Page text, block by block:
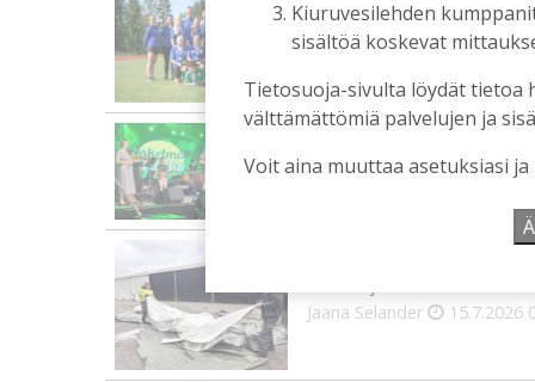
Tilaajille
Rinnakkaiselosta
Tilaajille
Talkoolaiset eivät ole
Jaana Selander 15.7.2026
Kiuruvesilehden
sisältöä koskevat
Tietosuoja-sivulta löydät tietoa
välttämättömiä palvelujen ja
Voit aina muuttaa asetuksiasi